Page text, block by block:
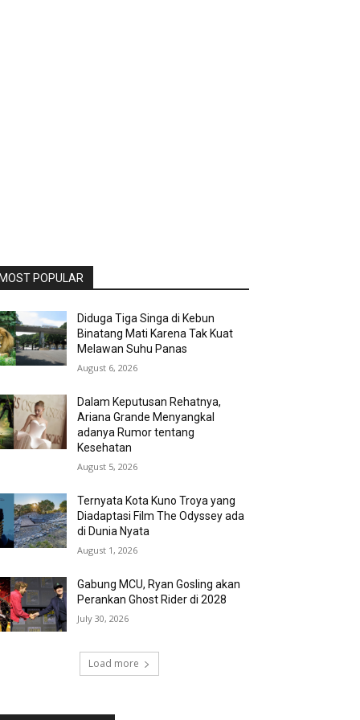
MOST POPULAR
Diduga Tiga Singa di Kebun
Binatang Mati Karena Tak Kuat
Melawan Suhu Panas
August 6, 2026
Dalam Keputusan Rehatnya,
Ariana Grande Menyangkal
adanya Rumor tentang
Kesehatan
August 5, 2026
Ternyata Kota Kuno Troya yang
Diadaptasi Film The Odyssey ada
di Dunia Nyata
August 1, 2026
Gabung MCU, Ryan Gosling akan
Perankan Ghost Rider di 2028
July 30, 2026
Load more